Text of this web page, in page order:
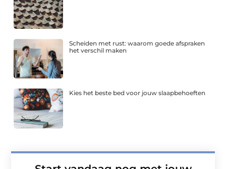
Scheiden met rust: waarom goede afspraken
het verschil maken
Kies het beste bed voor jouw slaapbehoeften